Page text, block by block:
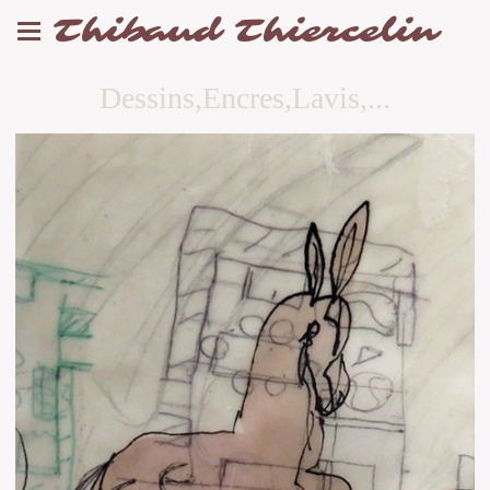
Thibaud Thiercelin
Dessins,Encres,Lavis,...